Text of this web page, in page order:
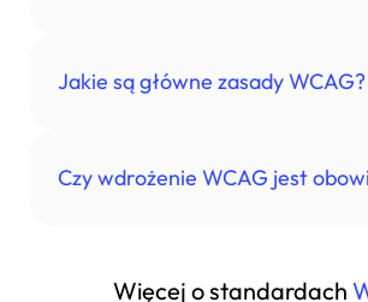
Wdrażanie WCAG (Web Content
niepełnosprawności, takimi jak problemy
Ponadto, zgodność z WCAG może pomóc
Jakie są główne zasady WCAG?
WCAG (Web Content Accessibility
tworzyć treści internetowe dostępne dla
Czy wdrożenie WCAG jest
Więcej o standardach